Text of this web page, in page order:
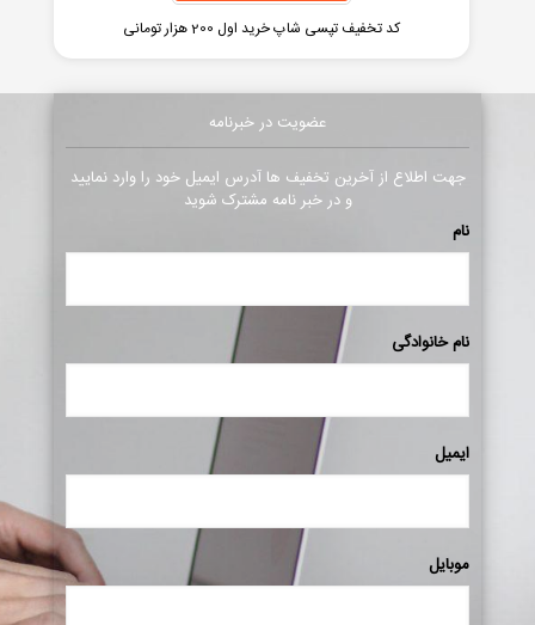
کد تخفیف تپسی شاپ خرید اول 200 هزار تومانی
عضویت در خبرنامه
جهت اطلاع از آخرین تخفیف ها آدرس ایمیل خود را وارد نمایید
و در خبر نامه مشترک شوید
نام
نام خانوادگی
ایمیل
موبایل